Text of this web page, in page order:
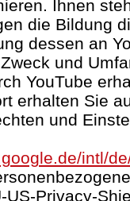
Ihnen
die Bildung
dessen an
und
YouTube
erhalten Sie
und
intl/
US-Privacy-